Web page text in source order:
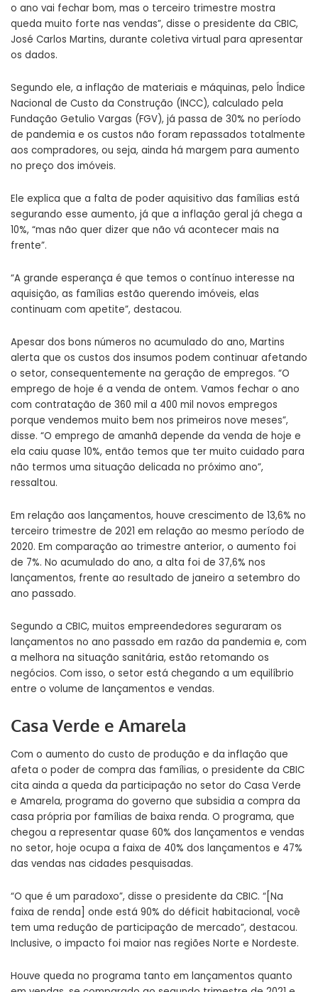
o ano vai fechar bom, mas o terceiro trimestre mostra
queda muito forte nas vendas”, disse o presidente da CBIC,
José Carlos Martins, durante coletiva virtual para apresentar
os dados.
Segundo ele, a inflação de materiais e máquinas, pelo Índice
Nacional de Custo da Construção (INCC), calculado pela
Fundação Getulio Vargas (FGV), já passa de 30% no período
de pandemia e os custos não foram repassados totalmente
aos compradores, ou seja, ainda há margem para aumento
no preço dos imóveis.
Ele explica que a falta de poder aquisitivo das famílias está
segurando esse aumento, já que a inflação geral já chega a
10%, “mas não quer dizer que não vá acontecer mais na
frente”.
“A grande esperança é que temos o contínuo interesse na
aquisição, as famílias estão querendo imóveis, elas
continuam com apetite”, destacou.
Apesar dos bons números no acumulado do ano, Martins
alerta que os custos dos insumos podem continuar afetando
o setor, consequentemente na geração de empregos. “O
emprego de hoje é a venda de ontem. Vamos fechar o ano
com contratação de 360 mil a 400 mil novos empregos
porque vendemos muito bem nos primeiros nove meses”,
disse. “O emprego de amanhã depende da venda de hoje e
ela caiu quase 10%, então temos que ter muito cuidado para
não termos uma situação delicada no próximo ano”,
ressaltou.
Em relação aos lançamentos, houve crescimento de 13,6% no
terceiro trimestre de 2021 em relação ao mesmo período de
2020. Em comparação ao trimestre anterior, o aumento foi
de 7%. No acumulado do ano, a alta foi de 37,6% nos
lançamentos, frente ao resultado de janeiro a setembro do
ano passado.
Segundo a CBIC, muitos empreendedores seguraram os
lançamentos no ano passado em razão da pandemia e, com
a melhora na situação sanitária, estão retomando os
negócios. Com isso, o setor está chegando a um equilíbrio
entre o volume de lançamentos e vendas.
Casa Verde e Amarela
Com o aumento do custo de produção e da inflação que
afeta o poder de compra das famílias, o presidente da CBIC
cita ainda a queda da participação no setor do Casa Verde
e Amarela, programa do governo que subsidia a compra da
casa própria por famílias de baixa renda. O programa, que
chegou a representar quase 60% dos lançamentos e vendas
no setor, hoje ocupa a faixa de 40% dos lançamentos e 47%
das vendas nas cidades pesquisadas.
“O que é um paradoxo”, disse o presidente da CBIC. “[Na
faixa de renda] onde está 90% do déficit habitacional, você
tem uma redução de participação de mercado”, destacou.
Inclusive, o impacto foi maior nas regiões Norte e Nordeste.
Houve queda no programa tanto em lançamentos quanto